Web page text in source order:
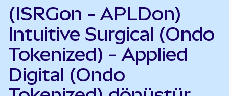
(ISRGon - APLDon)
Intuitive Surgical (Ondo
Tokenized) - Applied
Digital (Ondo